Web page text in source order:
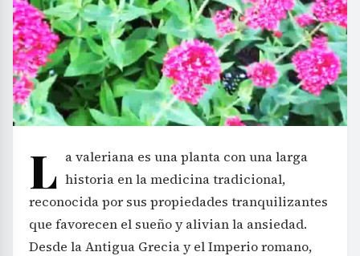
L a valeriana es una planta con una larga
historia en la medicina tradicional,
reconocida por sus propiedades tranquilizantes
que favorecen el sueño y alivian la ansiedad.
Desde la Antigua Grecia y el Imperio romano,